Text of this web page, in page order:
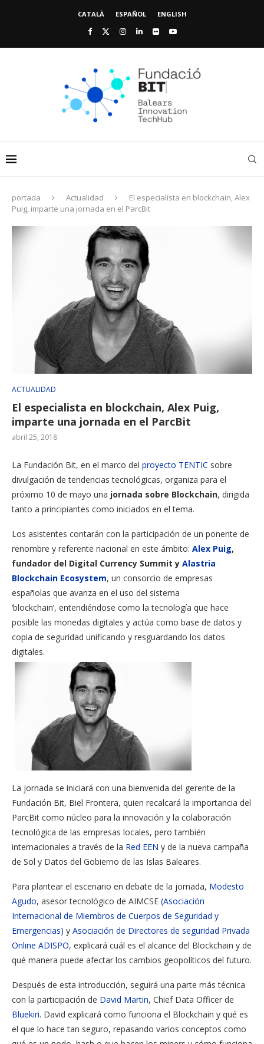
CATALÀ ESPAÑOL ENGLISH
portada Actualidad
El especialista en blockchain, Alex
Puig, imparte una jornada en el ParcBit
ACTUALIDAD
El especialista en blockchain, Alex Puig,
imparte una jornada en el ParcBit
abril 25, 2018
La Fundación Bit, en el marco del proyecto TENTIC sobre
divulgación de tendencias tecnológicas, organiza para el
próximo 10 de mayo una jornada sobre Blockchain, dirigida
tanto a principiantes como iniciados en el tema.
Los asistentes contarán con la participación de un ponente de
renombre y referente nacional en este ámbito: Alex Puig,
fundador del Digital Currency Summit y Alastria
Blockchain Ecosystem, un consorcio de empresas
españolas que avanza en el uso del sistema
‘blockchain’, entendiéndose como la tecnología que hace
posible las monedas digitales y actúa como base de datos y
copia de seguridad unificando y resguardando los datos
digitales.
La jornada se iniciará con una bienvenida del gerente de la
Fundación Bit, Biel Frontera, quien recalcará la importancia del
ParcBit como núcleo para la innovación y la colaboración
tecnológica de las empresas locales, pero también
internacionales a través de la Red EEN y de la nueva campaña
de Sol y Datos del Gobierno de las Islas Baleares.
Para plantear el escenario en debate de la jornada, Modesto
Agudo, asesor tecnológico de AIMCSE (Asociación
Internacional de Miembros de Cuerpos de Seguridad y
Emergencias) y Asociación de Directores de seguridad Privada
Online ADISPO, explicará cuál es el alcance del Blockchain y de
qué manera puede afectar los cambios geopolíticos del futuro.
Después de esta introducción, seguirá una parte más técnica
con la participación de David Martin, Chief Data Officer de
Bluekiri. David explicará como funciona el Blockchain y qué es
el que lo hace tan seguro, repasando varios conceptos como